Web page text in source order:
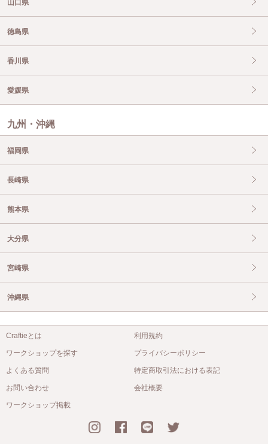
山口県
徳島県
香川県
愛媛県
九州・沖縄
福岡県
長崎県
熊本県
大分県
宮崎県
沖縄県
Craftieとは
ワークショップを探す
よくある質問
お問い合わせ
ワークショップ掲載
利用規約
プライバシーポリシー
特定商取引法における表記
会社概要